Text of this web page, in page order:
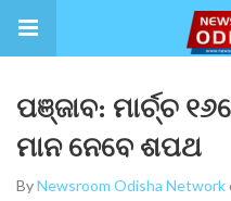
ପଞ୍ଜାବ: ମାର୍ଚ୍ଚ
ମାନ ନେବେ ଶପଥ
ByNewsroom Odisha Network